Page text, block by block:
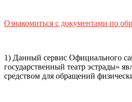
мобильный номер телефона
Способ оплаты
Банковская карта
карта
Ознакомиться с документами по
1) Данный сервис Официального
государственный театр эстрады»
средством для обращений